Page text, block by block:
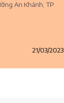
An Khánh, TP
21/03/2023